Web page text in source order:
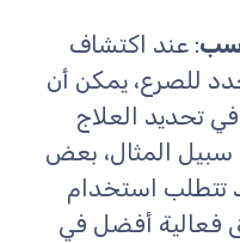
: عند اكتشاف
للصرع، يمكن أن
تحديد العلاج
سبيل المثال، بعض
تتطلب استخدام
فعالية أفضل في